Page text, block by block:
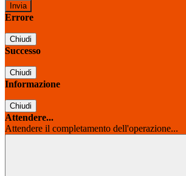
Errore
Chiudi
Successo
Chiudi
Informazione
Chiudi
Attendere...
Attendere il completamento dell'operazione...